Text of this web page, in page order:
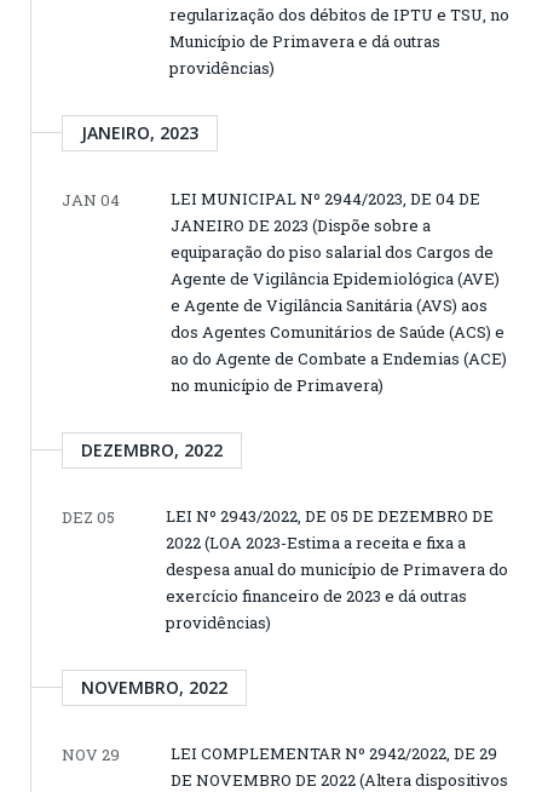
regularização dos débitos de IPTU e TSU, no
Município de Primavera e dá outras
providências)
JANEIRO, 2023
JAN 04
LEI MUNICIPAL Nº 2944/2023, DE 04 DE
JANEIRO DE 2023 (Dispõe sobre a
equiparação do piso salarial dos Cargos de
Agente de Vigilância Epidemiológica (AVE)
e Agente de Vigilância Sanitária (AVS) aos
dos Agentes Comunitários de Saúde (ACS) e
ao do Agente de Combate a Endemias (ACE)
no município de Primavera)
DEZEMBRO, 2022
DEZ 05
LEI Nº 2943/2022, DE 05 DE DEZEMBRO DE
2022 (LOA 2023-Estima a receita e fixa a
despesa anual do município de Primavera do
exercício financeiro de 2023 e dá outras
providências)
NOVEMBRO, 2022
NOV 29
LEI COMPLEMENTAR Nº 2942/2022, DE 29
DE NOVEMBRO DE 2022 (Altera dispositivos